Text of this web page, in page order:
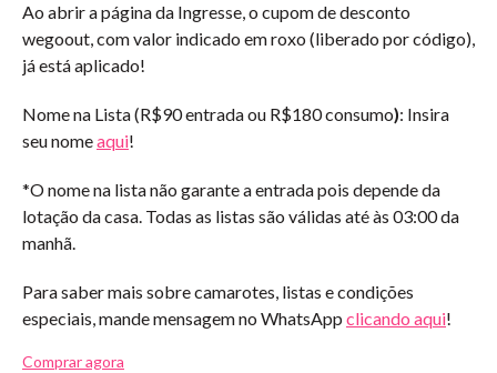
Ao abrir a página da Ingresse, o cupom de desconto
wegoout, com valor indicado em roxo (liberado por código),
já está aplicado!
Nome na Lista (R$90 entrada ou R$180 consumo): Insira
seu nomeaqui!
*O nome na lista não garante a entrada pois depende da
lotação da casa. Todas as listas são válidas até às 03:00 da
manhã.
Para saber mais sobre camarotes, listas e condições
especiais, mande mensagem no WhatsApp clicando aqui!
Comprar agora